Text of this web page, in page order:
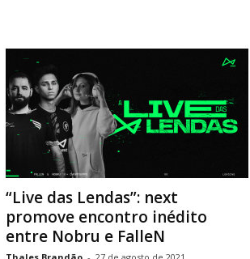
“Live das Lendas”: next
promove encontro inédito
entre Nobru e FalleN